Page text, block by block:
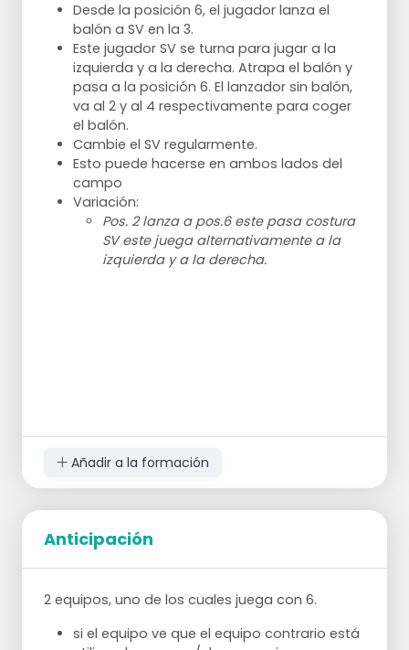
Desde la posición 6, el jugador lanza el
balón a SV en la 3.
Este jugador SV se turna para jugar a la
izquierda y a la derecha. Atrapa el balón y
pasa a la posición 6. El lanzador sin balón,
va al 2 y al 4 respectivamente para coger
el balón.
Cambie el SV regularmente.
Esto puede hacerse en ambos lados del
campo
Variación:
Pos. 2 lanza a pos.6 este pasa costura
SV este juega alternativamente a la
izquierda y a la derecha.
Añadir a la formación
Anticipación
2 equipos, uno de los cuales juega con 6.
si el equipo ve que el equipo contrario está